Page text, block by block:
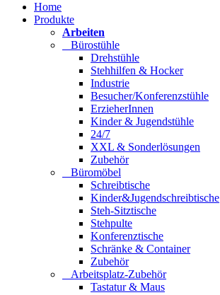
Home
Produkte
Arbeiten
Bürostühle
Drehstühle
Stehhilfen & Hocker
Industrie
Besucher/Konferenzstühle
ErzieherInnen
Kinder & Jugendstühle
24/7
XXL & Sonderlösungen
Zubehör
Büromöbel
Schreibtische
Kinder&Jugendschreibtische
Steh-Sitztische
Stehpulte
Konferenztische
Schränke & Container
Zubehör
Arbeitsplatz-Zubehör
Tastatur & Maus